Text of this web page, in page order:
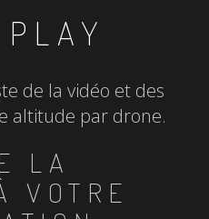
de la vidéo et des
altitude par drone.
LA
VOTRE